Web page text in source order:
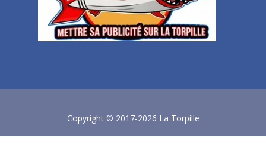
Copyright © 2017-2026 La Torpille